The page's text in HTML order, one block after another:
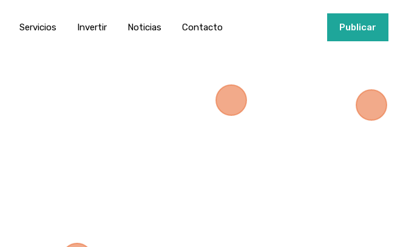
Alquiler Venta Servicios Invertir Publicar
Servicios Invertir Noticias Contacto Publicar